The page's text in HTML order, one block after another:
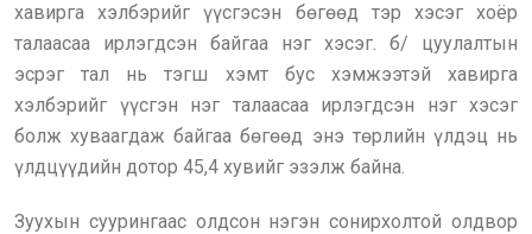
хавирга хэлбэрийг үүсгэсэн бөгөөд тэр хэсэг хоёр
талаасаа ирлэгдсэн байгаа нэг хэсэг. б/ цуулалтын
эсрэг тал нь тэгш хэмт бус хэмжээтэй хавирга
хэлбэрийг үүсгэн нэг талаасаа ирлэгдсэн нэг хэсэг
болж хуваагдаж байгаа бөгөөд энэ төрлийн үлдэц нь
үлдцүүдийн дотор 45,4 хувийг эзэлж байна.
Зуухын суурингаас олдсон нэгэн сонирхолтой олдвор